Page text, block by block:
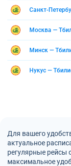
Санкт-
Москва —
Минск —
Нукус —
Для вашего
актуальное
регулярные рейсы
максимальное